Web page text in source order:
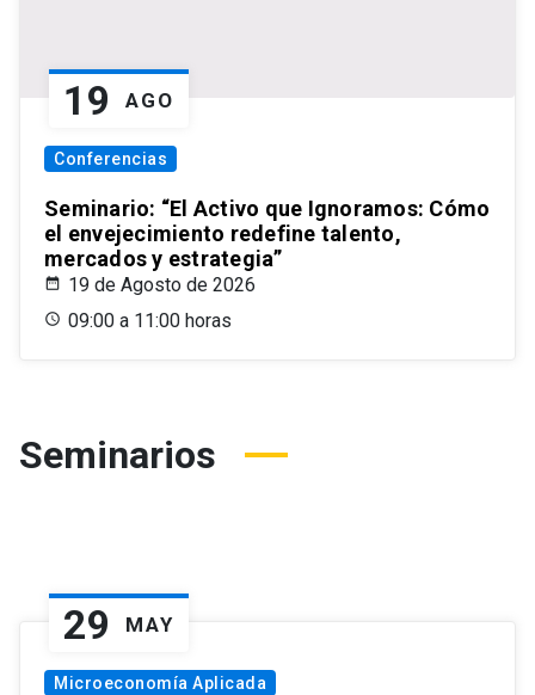
19 AGO
Conferencias
Seminario: “El Activo que Ignoramos: Cómo
el envejecimiento redefine talento,
mercados y estrategia”
19 de Agosto de 2026
09:00 a 11:00 horas
Seminarios
29 MAY
Microeconomía Aplicada